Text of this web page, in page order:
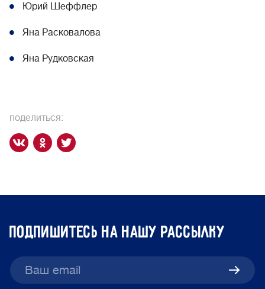
Юрий Шеффлер
Яна Расковалова
Яна Рудковская
поделиться:
подпишитесь на нашу рассылку